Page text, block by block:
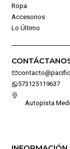
Ropa
Accesorios
Lo Último
573125119637
Autopista